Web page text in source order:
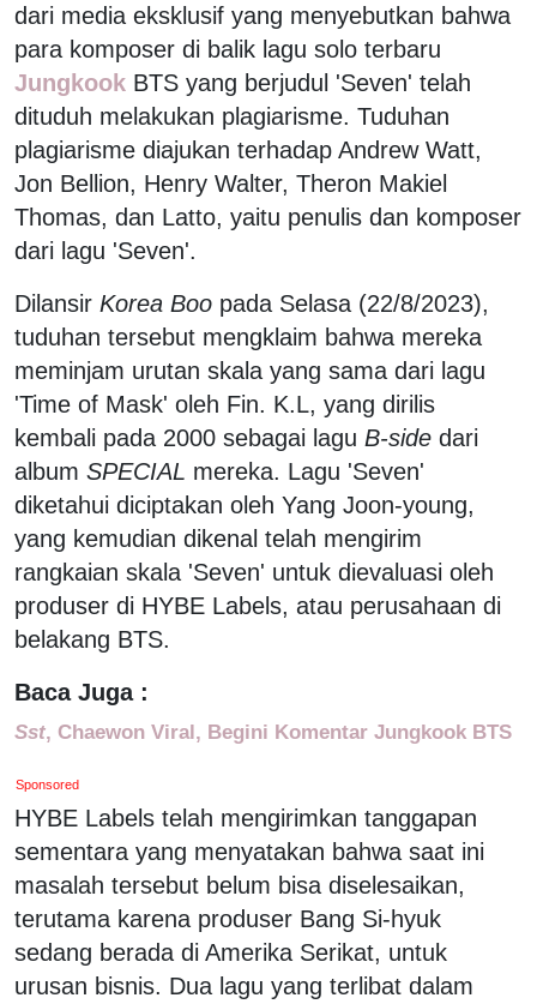
dari media eksklusif yang menyebutkan bahwa
para komposer di balik lagu solo terbaru
Jungkook BTS yang berjudul 'Seven' telah
dituduh melakukan plagiarisme. Tuduhan
plagiarisme diajukan terhadap Andrew Watt,
Jon Bellion, Henry Walter, Theron Makiel
Thomas, dan Latto, yaitu penulis dan komposer
dari lagu 'Seven'.
Dilansir Korea Boo pada Selasa (22/8/2023),
tuduhan tersebut mengklaim bahwa mereka
meminjam urutan skala yang sama dari lagu
'Time of Mask' oleh Fin. K.L, yang dirilis
kembali pada 2000 sebagai lagu B-side dari
album SPECIAL mereka. Lagu 'Seven'
diketahui diciptakan oleh Yang Joon-young,
yang kemudian dikenal telah mengirim
rangkaian skala 'Seven' untuk dievaluasi oleh
produser di HYBE Labels, atau perusahaan di
belakang BTS.
Baca Juga :
Sst, Chaewon Viral, Begini Komentar Jungkook BTS
Sponsored
HYBE Labels telah mengirimkan tanggapan
sementara yang menyatakan bahwa saat ini
masalah tersebut belum bisa diselesaikan,
terutama karena produser Bang Si-hyuk
sedang berada di Amerika Serikat, untuk
urusan bisnis. Dua lagu yang terlibat dalam